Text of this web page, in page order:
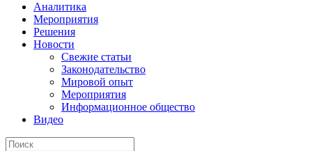
Аналитика
Мероприятия
Решения
Новости
Свежие статьи
Законодательство
Мировой опыт
Мероприятия
Информационное общество
Видео